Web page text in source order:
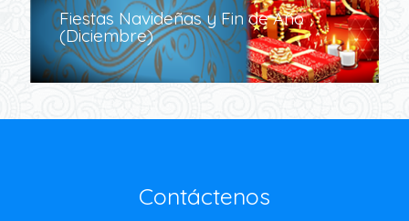
Fiestas Navideñas y Fin de Año
(Diciembre)
Contáctenos